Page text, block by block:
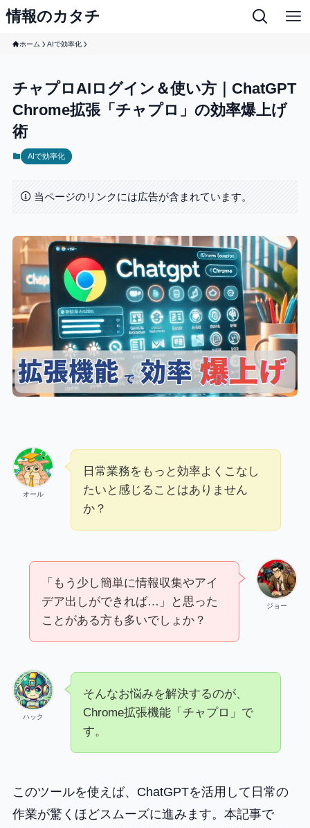
情報のカタチ
ホーム AIで効率化
チャプロAIログイン＆使い方｜ChatGPT
Chrome拡張「チャプロ」の効率爆上げ
術
AIで効率化
当ページのリンクには広告が含まれています。
オール
日常業務をもっと効率よくこなし
たいと感じることはありません
か？
ジョー
「もう少し簡単に情報収集やアイ
デア出しができれば…」と思った
ことがある方も多いでしょか？
ハック
そんなお悩みを解決するのが、
Chrome拡張機能「チャプロ」で
す。
このツールを使えば、ChatGPTを活用して日常の
作業が驚くほどスムーズに進みます。本記事で